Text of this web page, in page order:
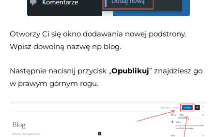
Otworzy Ci się okno dodawania nowej podstrony.
Wpisz dowolną nazwę np blog.
Następnie nacisnij przycisk „Opublikuj” znajdziesz go
w prawym górnym rogu.